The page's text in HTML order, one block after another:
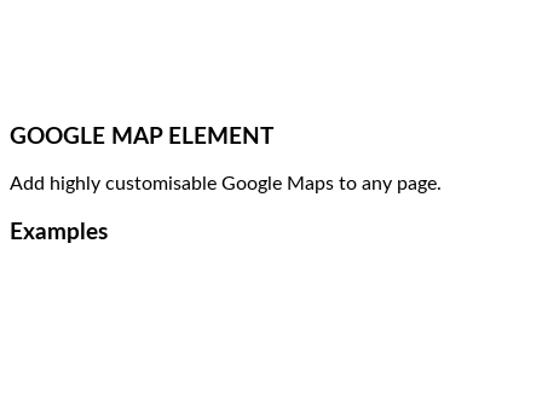
GOOGLE MAP ELEMENT
Add highly customisable Google Maps to any page.
Examples